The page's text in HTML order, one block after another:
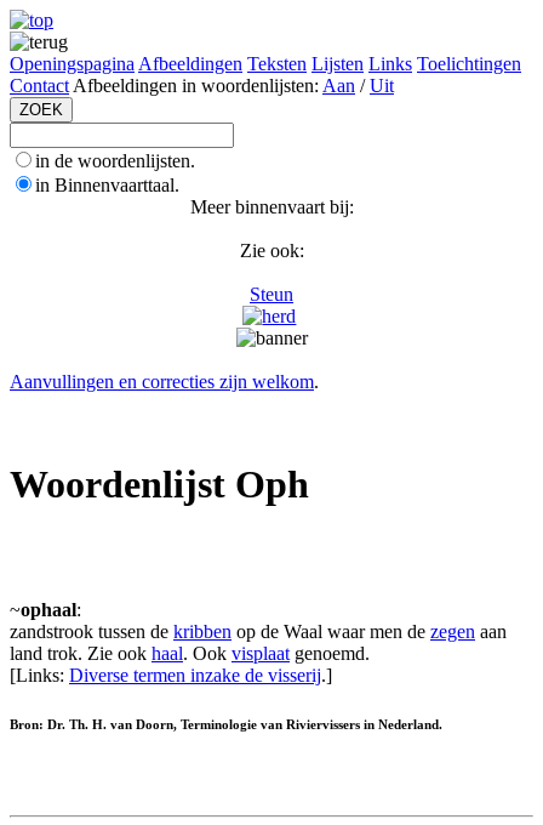
Openingspagina Afbeeldingen Teksten Lijsten Links Toelichtingen
Contact Afbeeldingen in woordenlijsten: Aan /Uit
in de woordenlijsten.
in Binnenvaarttaal.
Meer binnenvaart bij:
Zie ook:
Steun
Aanvullingen en correcties zijn welkom.
Woordenlijst Oph
~ophaal:
zandstrook tussen de kribben op de Waal waar men de zegen aan
land trok. Zie ook haal. Ook visplaat genoemd.
[Links: Diverse termen inzake de visserij.]
Bron: Dr. Th. H. van Doorn, Terminologie van Riviervissers in Nederland.